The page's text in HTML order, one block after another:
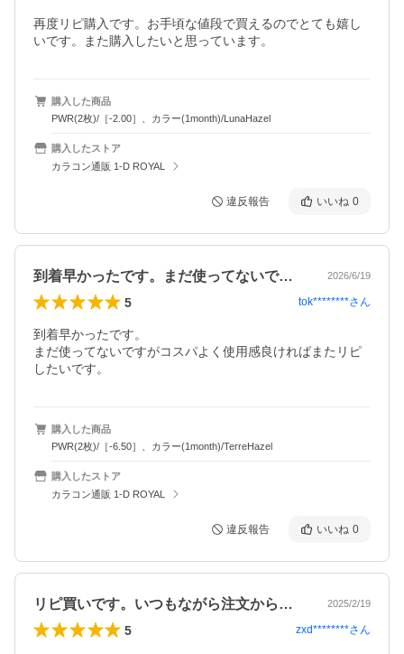
再度リピ購入です。お手頃な値段で買えるのでとても嬉し
いです。また購入したいと思っています。
購入した商品
PWR(2枚)/［-2.00］、カラー(1month)/LunaHazel
購入したストア
カラコン通販 1-D ROYAL
違反報告 いいね 0
到着早かったです。まだ使ってないですが… 2026/6/19
5 tok********さん
到着早かったです。
まだ使ってないですがコスパよく使用感良ければまたリピ
したいです。
購入した商品
PWR(2枚)/［-6.50］、カラー(1month)/TerreHazel
購入したストア
カラコン通販 1-D ROYAL
違反報告 いいね 0
リピ買いです。いつもながら注文から商品… 2025/2/19
5 zxd********さん